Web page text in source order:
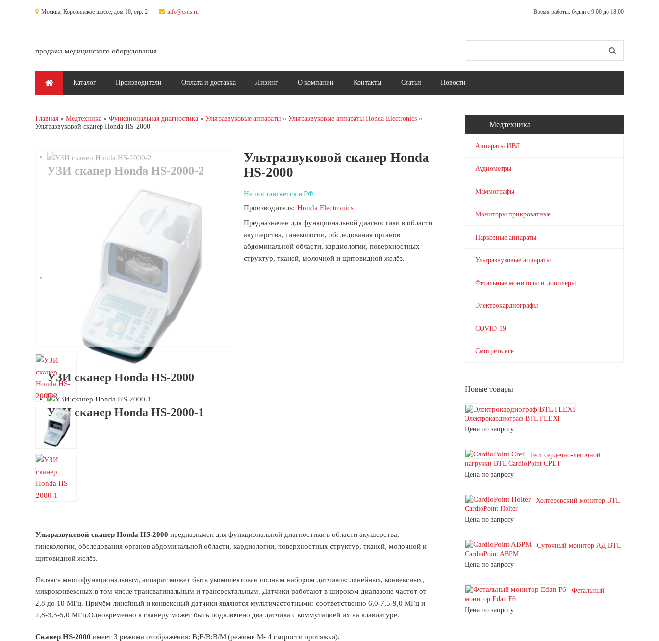
Москва, Коровинское шоссе, дом 10, стр. 2 info@esus.ru Время работы: будни с 9:00 до 18:00
продажа медицинского оборудования
Главное менюКаталог Производители Оплата и доставка Лизинг О компании Контакты Статьи Новости
Главная Медтехника Функциональная диагностика Ультразвуковые аппараты
Ультразвуковые аппараты Honda Electronics
Ультразвуковой сканер Honda HS-2000
УЗИ сканер Honda HS-2000-2
УЗИ сканер Honda HS-2000
УЗИ сканер Honda HS-2000-1
Ультразвуковой сканер Honda
HS-2000
Не поставляется в РФ
Производитель: Honda Electronics
Предназначен для функциональной диагностики в области
акушерства, гинекологии, обследования органов
абдоминальной области, кардиологии, поверхностных
структур, тканей, молочной и щитовидной желёз.
Ультразвуковой сканер Honda HS-2000 предназначен для функциональной диагностики в области акушерства,
гинекологии, обследования органов абдоминальной области, кардиологии, поверхностных структур, тканей, молочной и
щитовидной желёз.
Являясь многофункциональным, аппарат может быть укомплектован полным набором датчиков: линейных, конвексных,
микроконвексных в том числе трансвагинальным и трансректальным. Датчики работают в широком диапазоне частот от
2,8 до 10 MГц. Причём линейный и конвексный датчики являются мультичастотными: соответственно 6,0-7,5-9,0 МГц и
2,8-3,5-5,0 МГц.Одновременно к сканеру может быть подключено два датчика с коммутацией их на клавиатуре.
Сканер HS-2000 имеет 3 режима отображения: B;B/B;B/M (режиме М- 4 скорости протяжки).
Медтехника
Аппараты ИВЛ
Аудиометры
Маммографы
Мониторы прикроватные
Наркозные аппараты
Ультразвуковые аппараты
Фетальные мониторы и допплеры
Электрокардиографы
COVID-19
Смотреть все
Новые товары
Электрокардиограф BTL FLEXI
Цена по запросу
Тест сердечно-легочной
нагрузки BTL CardioPoint CPET
Цена по запросу
Холтеровский монитор BTL
CardioPoint Holter
Цена по запросу
Суточный монитор АД BTL
CardioPoint ABPM
Цена по запросу
Фетальный
монитор Edan F6
Цена по запросу